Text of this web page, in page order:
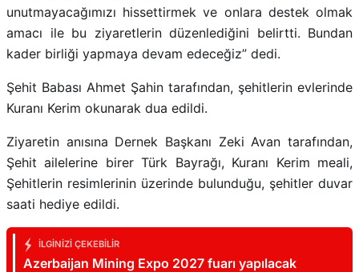
unutmayacağımızı hissettirmek ve onlara destek olmak
amacı ile bu ziyaretlerin düzenlediğini belirtti. Bundan
kader birliği yapmaya devam edeceğiz” dedi.
Şehit Babası Ahmet Şahin tarafından, şehitlerin evlerinde
Kuranı Kerim okunarak dua edildi.
Ziyaretin anısına Dernek Başkanı Zeki Avan tarafından,
Şehit ailelerine birer Türk Bayrağı, Kuranı Kerim meali,
Şehitlerin resimlerinin üzerinde bulunduğu, şehitler duvar
saati hediye edildi.
İLGINIZI ÇEKEBILIR
Azerbaijan Mining Expo 2027 fuarı yapılacak